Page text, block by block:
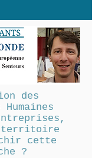
des
Humaines
territoire
cette
?